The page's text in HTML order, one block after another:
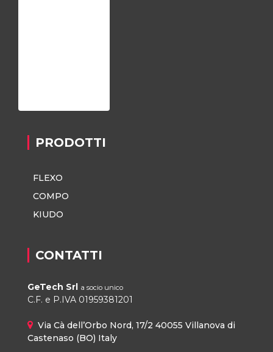
PRODOTTI
FLEXO
COMPO
KIUDO
CONTATTI
GeTech Srl a socio unico
C.F. e P.IVA 01959381201
Via Cà dell’Orbo Nord, 17/2 40055 Villanova di
Castenaso (BO) Italy